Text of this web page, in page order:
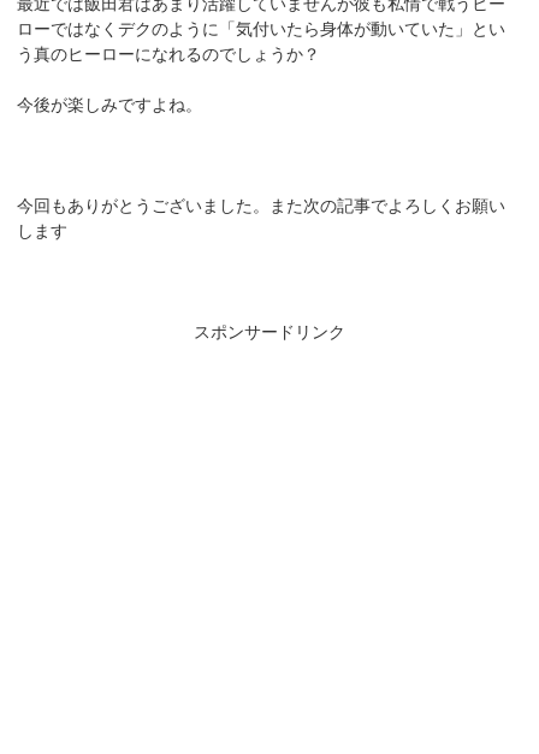
ローではなくデクのように「気付いたら身体が動いていた」とい
う真のヒーローになれるのでしょうか？
今後が楽しみですよね。
今回もありがとうございました。また次の記事でよろしくお願い
します
スポンサードリンク